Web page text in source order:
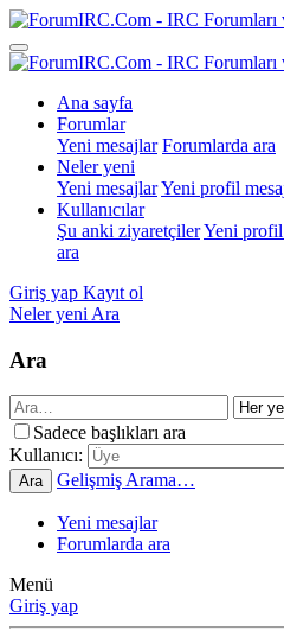
Ana sayfa
Forumlar
Yeni mesajlar Forumlarda ara
Neler yeni
Yeni mesajlarYeni profil
Kullanıcılar
Şu anki ziyaretçilerYeni profil
ara
Giriş yap Kayıt ol
Neler yeni Ara
Ara
Sadece başlıkları ara
Kullanıcı:
Ara Gelişmiş Arama…
Yeni mesajlar
Forumlarda ara
Menü
Giriş yap